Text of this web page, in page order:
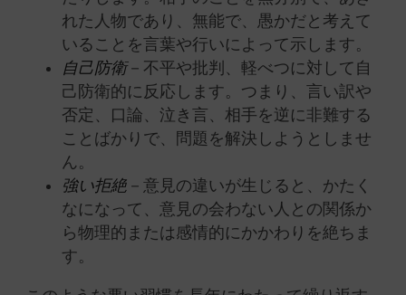
れた人物であり、無能で、愚かだと考えて
いることを言葉や行いによって示します。
自己防衛－不平や批判、軽べつに対して自
己防衛的に反応します。つまり、言い訳や
否定、口論、泣き言、相手を逆に非難する
ことばかりで、問題を解決しようとしませ
ん。
強い拒絶 －意見の違いが生じると、かたく
なになって、意見の会わない人との関係か
ら物理的または感情的にかかわりを絶ちま
す。